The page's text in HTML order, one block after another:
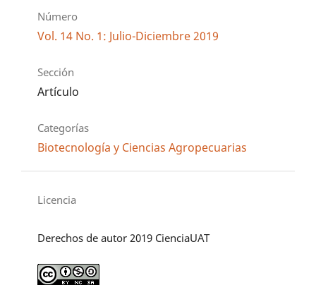
Número
Vol. 14 No. 1: Julio-Diciembre 2019
Sección
Artículo
Categorías
Biotecnología y Ciencias Agropecuarias
Licencia
Derechos de autor 2019 CienciaUAT